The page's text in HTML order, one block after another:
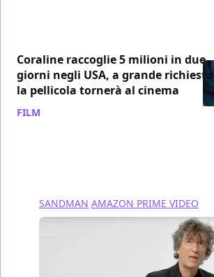
Coraline raccoglie 5 milioni in due
giorni negli USA, a grande richiesta
la pellicola tornerà al cinema
FILM
SANDMAN AMAZON PRIME VIDEO